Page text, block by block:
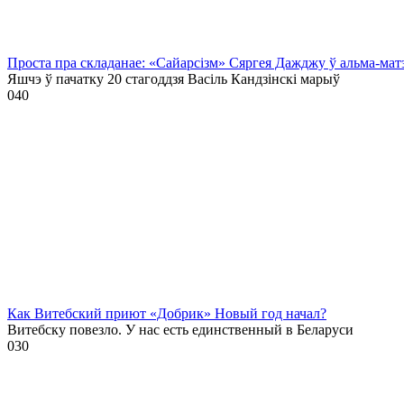
Проста пра складанае: «Сайарсізм» Сяргея Дажджу ў альма-
Яшчэ ў пачатку 20 стагоддзя Васіль Кандзінскі марыў
040
Как Витебский приют «Добрик» Новый год начал?
Витебску повезло. У нас есть единственный в Беларуси
030